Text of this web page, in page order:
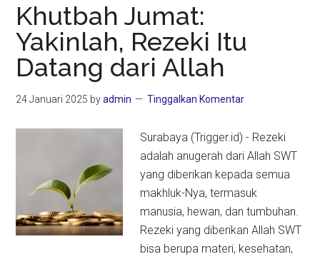
Prerogatif
Allah
Khutbah Jumat:
Yakinlah, Rezeki Itu
Datang dari Allah
24 Januari 2025 byadmin Tinggalkan Komentar
Surabaya (Trigger.id) - Rezeki
adalah anugerah dari Allah SWT
yang diberikan kepada semua
makhluk-Nya, termasuk
manusia, hewan, dan tumbuhan.
Rezeki yang diberikan Allah SWT
bisa berupa materi, kesehatan,